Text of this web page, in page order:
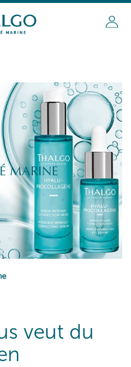
MARINE
veut du